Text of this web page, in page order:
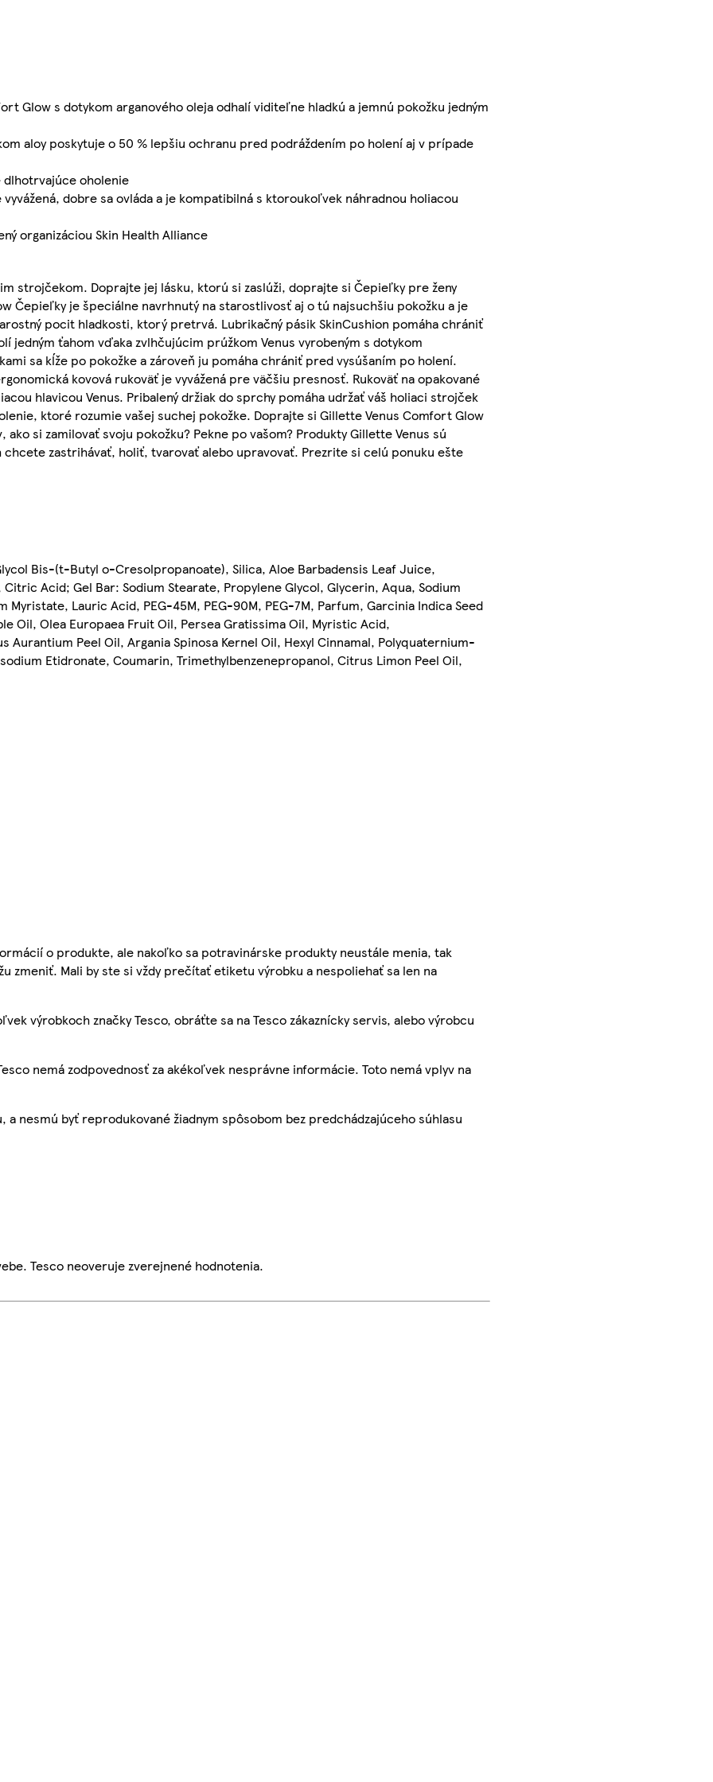
Glow s dotykom arganového oleja odhalí viditeľne hladkú a jemnú pokožku jedným
aloy poskytuje o 50 % lepšiu ochranu pred podráždením po holení aj v prípade
dlhotrvajúce oholenie
vyvážená, dobre sa ovláda a je kompatibilná s ktoroukoľvek náhradnou holiacou
organizáciou Skin Health Alliance
strojčekom. Doprajte jej lásku, ktorú si zaslúži, doprajte si Čepieľky pre ženy
Čepieľky je špeciálne navrhnutý na starostlivosť aj o tú najsuchšiu pokožku a je
pocit hladkosti, ktorý pretrvá. Lubrikačný pásik SkinCushion pomáha chrániť
jedným ťahom vďaka zvlhčujúcim prúžkom Venus vyrobeným s dotykom
sa kĺže po pokožke a zároveň ju pomáha chrániť pred vysúšaním po holení.
kovová rukoväť je vyvážená pre väčšiu presnosť. Rukoväť na opakované
hlavicou Venus. Pribalený držiak do sprchy pomáha udržať váš holiaci strojček
ktoré rozumie vašej suchej pokožke. Doprajte si Gillette Venus Comfort Glow
si zamilovať svoju pokožku? Pekne po vašom? Produkty Gillette Venus sú
zastrihávať, holiť, tvarovať alebo upravovať. Prezrite si celú ponuku ešte
Bis-(t-Butyl o-Cresolpropanoate), Silica, Aloe Barbadensis Leaf Juice,
Acid; Gel Bar: Sodium Stearate, Propylene Glycol, Glycerin, Aqua, Sodium
Lauric Acid, PEG-45M, PEG-90M, PEG-7M, Parfum, Garcinia Indica Seed
Oil, Olea Europaea Fruit Oil, Persea Gratissima Oil, Myristic Acid,
Peel Oil, Argania Spinosa Kernel Oil, Hexyl Cinnamal, Polyquaternium-
Etidronate, Coumarin, Trimethylbenzenepropanol, Citrus Limon Peel Oil,
o produkte, ale nakoľko sa potravinárske produkty neustále menia, tak
zmeniť. Mali by ste si vždy prečítať etiketu výrobku a nespoliehať sa len na
výrobkoch značky Tesco, obráťte sa na Tesco zákaznícky servis, alebo výrobcu
nemá zodpovednosť za akékoľvek nesprávne informácie. Toto nemá vplyv na
nesmú byť reprodukované žiadnym spôsobom bez predchádzajúceho súhlasu
Tesco neoveruje zverejnené hodnotenia.